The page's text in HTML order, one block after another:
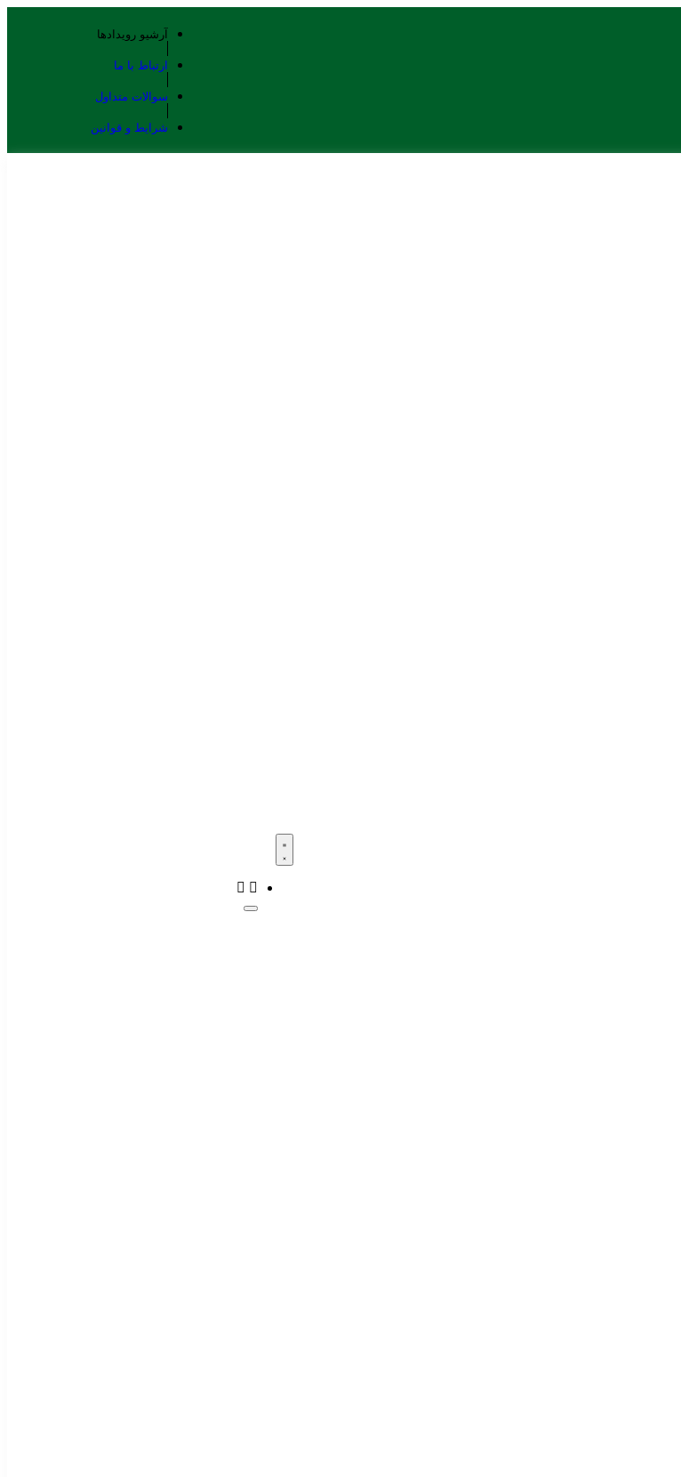
آرشیو رویدادها
ارتباط با ما
سوالات متداول
شرایط و قوانین